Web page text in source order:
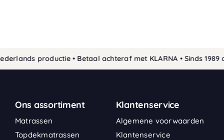
productie • Betaal achteraf met KLARNA • Sinds 1989
Ons assortiment
Matrassen
Topdekmatrassen
Klantenservice
Algemene voorwaarden
Klantenservice